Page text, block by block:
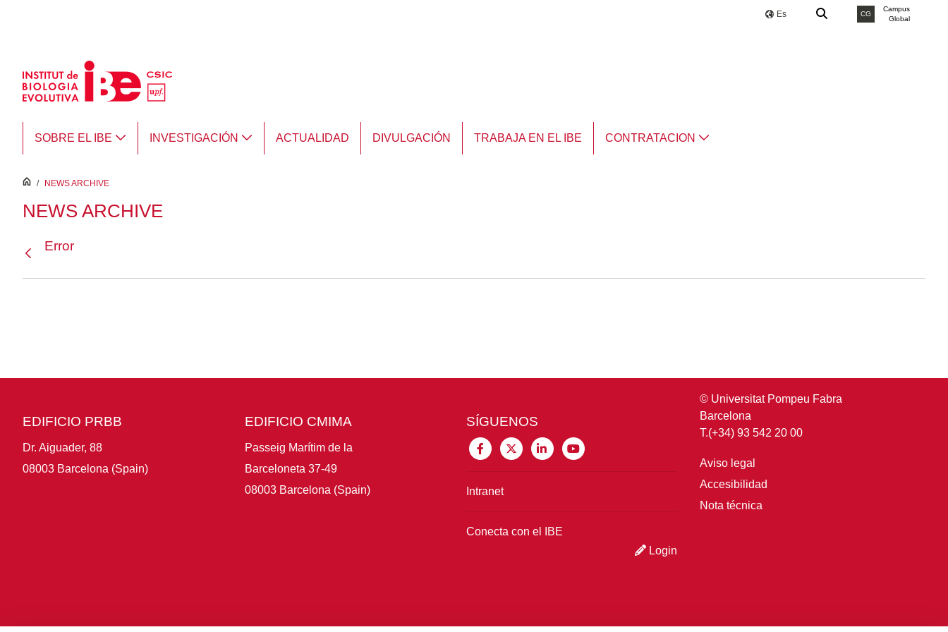
Es CG
Campus
Global
SOBRE EL IBE INVESTIGACIÓN ACTUALIDAD DIVULGACIÓN TRABAJA EN EL IBE CONTRATACION
inici
/ NEWS ARCHIVE
NEWS ARCHIVE
Error
EDIFICIO PRBB
Dr. Aiguader, 88
08003 Barcelona (Spain)
EDIFICIO CMIMA
Passeig Marítim de la
Barceloneta 37-49
08003 Barcelona (Spain)
SÍGUENOS
Intranet
Conecta con el IBE
Login
© Universitat Pompeu Fabra
Barcelona
T.(+34) 93 542 20 00
Aviso legal
Accesibilidad
Nota técnica